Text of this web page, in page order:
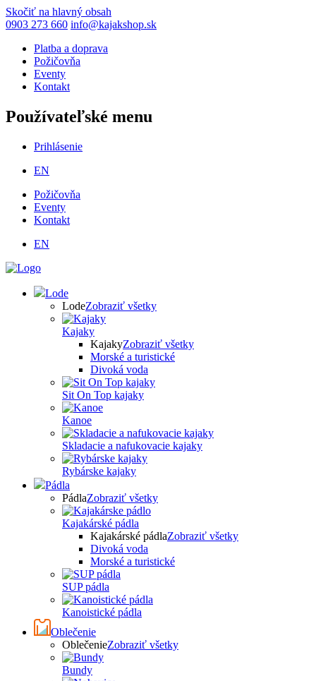
Skočiť na hlavný obsah
0903 273 660 info@kajakshop.sk
Platba a doprava
Požičovňa
Eventy
Kontakt
Používateľské menu
Prihlásenie
EN
Požičovňa
Eventy
Kontakt
EN
Lode
LodeZobraziť všetky
Kajaky
KajakyZobraziť všetky
Morské a turistické
Divoká voda
Sit On Top kajaky
Kanoe
Skladacie a nafukovacie kajaky
Rybárske kajaky
Pádla
PádlaZobraziť všetky
Kajakárské pádla
Kajakárské pádlaZobraziť všetky
Divoká voda
Morské a turistické
SUP pádla
Kanoistické pádla
Oblečenie
OblečenieZobraziť všetky
Bundy